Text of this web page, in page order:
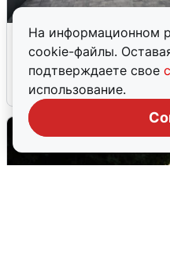
На информационном
cookie-файлы.
подтверждаете свое
использование.
В Сочи объявили
закрыли пляжи
6 августа 0